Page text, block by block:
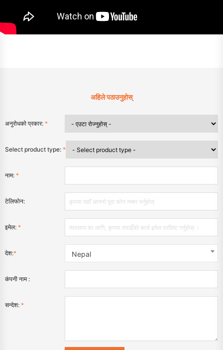
अहिले पठाउनुहोस्
अनुरोधको प्रकार: *
Select product type: *
नाम: *
टेलिफोन:
इमेल: *
देश:* Nepal
कंपनी नाम :
सन्देश: *